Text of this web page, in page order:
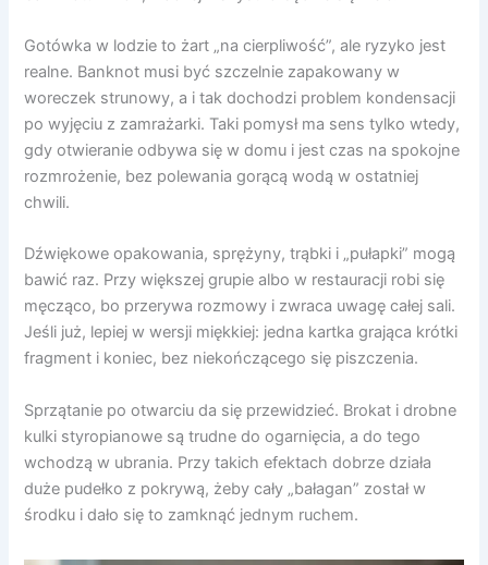
Gotówka w lodzie to żart „na cierpliwość”, ale ryzyko jest
realne. Banknot musi być szczelnie zapakowany w
woreczek strunowy, a i tak dochodzi problem kondensacji
po wyjęciu z zamrażarki. Taki pomysł ma sens tylko wtedy,
gdy otwieranie odbywa się w domu i jest czas na spokojne
rozmrożenie, bez polewania gorącą wodą w ostatniej
chwili.
Dźwiękowe opakowania, sprężyny, trąbki i „pułapki” mogą
bawić raz. Przy większej grupie albo w restauracji robi się
męcząco, bo przerywa rozmowy i zwraca uwagę całej sali.
Jeśli już, lepiej w wersji miękkiej: jedna kartka grająca krótki
fragment i koniec, bez niekończącego się piszczenia.
Sprzątanie po otwarciu da się przewidzieć. Brokat i drobne
kulki styropianowe są trudne do ogarnięcia, a do tego
wchodzą w ubrania. Przy takich efektach dobrze działa
duże pudełko z pokrywą, żeby cały „bałagan” został w
środku i dało się to zamknąć jednym ruchem.